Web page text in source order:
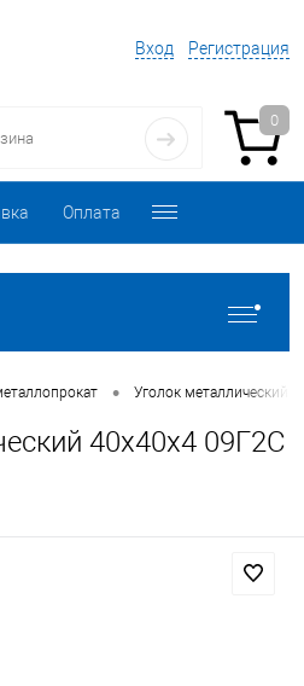
Вход Регистрация
0
Оплата
• Уголок металлический
40х40х4 09Г2С